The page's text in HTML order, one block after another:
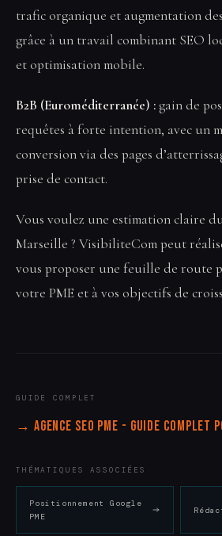
trafic organique et augmentation
grâce à un travail combinant SEO
et optimisation mobile.
B2B (Euroméditerranée) :gain de
requêtes à forte intention, avec un
conversion via des pages
prise de contact.
Vous voulez une estimation claire
Marseille ? VisibiliteCom peut
vous proposer une feuille de route
votre PME et à vos objectifs de
GUIDE COMPLET
→ Agence SEO PME - Guide complet
THÉMATIQUES ASSOCIÉES
Positionnement Google
PME